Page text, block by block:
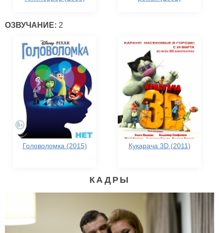
ОЗВУЧАНИЕ: 2
Головоломка (2015) Кукарача 3D (2011)
КАДРЫ